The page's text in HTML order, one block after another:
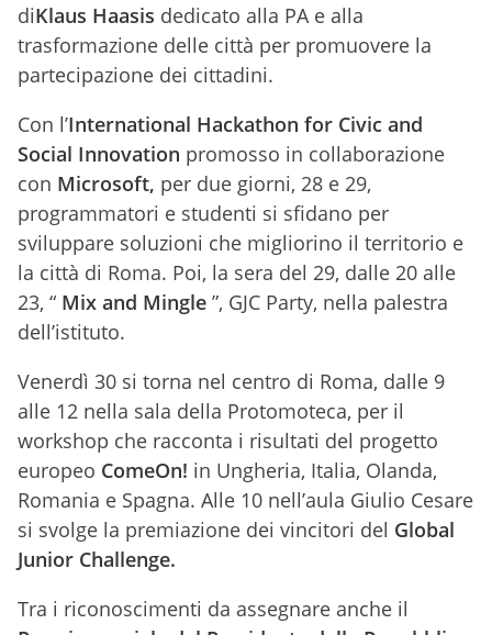
diKlaus Haasis dedicato alla PA e alla
trasformazione delle città per promuovere la
partecipazione dei cittadini.
Con l’International Hackathon for Civic and
Social Innovation promosso in collaborazione
con Microsoft, per due giorni, 28 e 29,
programmatori e studenti si sfidano per
sviluppare soluzioni che migliorino il territorio e
la città di Roma. Poi, la sera del 29, dalle 20 alle
23, “ Mix and Mingle ”, GJC Party, nella palestra
dell’istituto.
Venerdì 30 si torna nel centro di Roma, dalle 9
alle 12 nella sala della Protomoteca, per il
workshop che racconta i risultati del progetto
europeo ComeOn! in Ungheria, Italia, Olanda,
Romania e Spagna. Alle 10 nell’aula Giulio Cesare
si svolge la premiazione dei vincitori del Global
Junior Challenge.
Tra i riconoscimenti da assegnare anche il